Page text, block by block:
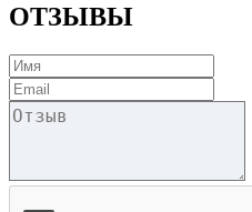
ОТЗЫВЫ